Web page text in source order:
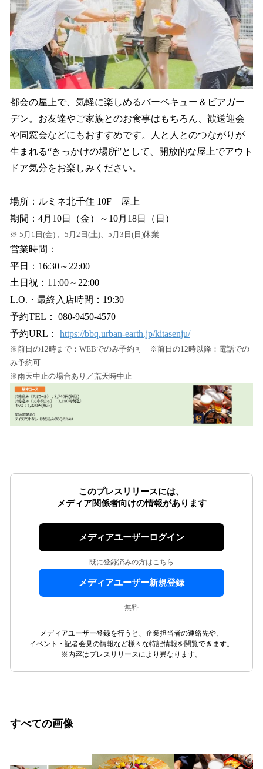
都会の屋上で、気軽に楽しめるバーベキュー＆ビアガー
デン。お友達やご家族とのお食事はもちろん、歓送迎会
や同窓会などにもおすすめです。人と人とのつながりが
生まれる“きっかけの場所”として、開放的な屋上でアウト
ドア気分をお楽しみください。
場所：ルミネ北千住 10F 屋上
期間：4月10日（金）～10月18日（日）
※ 5月1日(金) 、5月2日(土)、5月3日(日)休業
営業時間：
平日：16:30～22:00
土日祝：11:00～22:00
L.O.・最終入店時間：19:30
予約TEL： 080-9450-4570
予約URL： https://bbq.urban-earth.jp/kitasenju/
※前日の12時まで：WEBでのみ予約可 ※前日の12時以降：電話での
み予約可
※雨天中止の場合あり／荒天時中止
このプレスリリースには、
メディア関係者向けの情報があります
メディアユーザーログイン
既に登録済みの方はこちら
メディアユーザー新規登録
無料
メディアユーザー登録を行うと、企業担当者の連絡先や、
イベント・記者会見の情報など様々な特記情報を閲覧できます。
※内容はプレスリリースにより異なります。
すべての画像